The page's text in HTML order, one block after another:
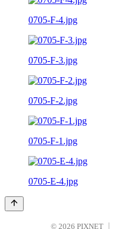
0705-F-4.jpg
0705-F-3.jpg
0705-F-2.jpg
0705-F-1.jpg
0705-E-4.jpg
© 2026 PIXNET